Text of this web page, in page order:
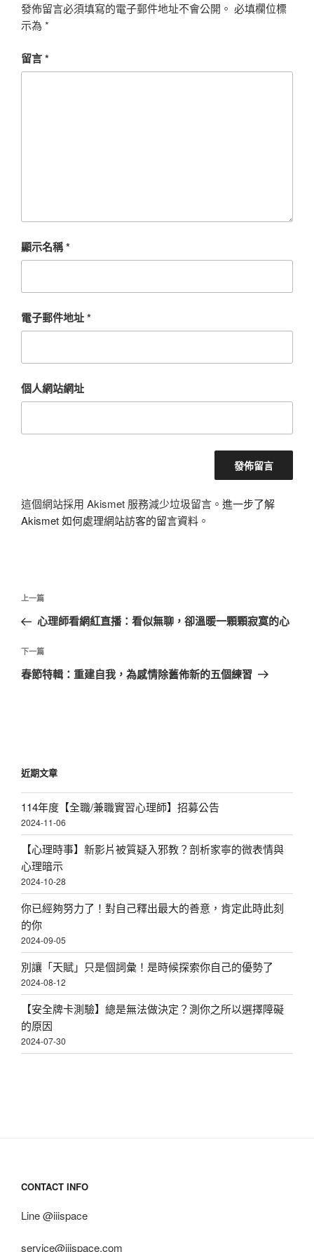
發佈留言必須填寫的電子郵件地址不會公開。 必填欄位標
示為 *
留言*
顯示名稱*
電子郵件地址*
個人網站網址
這個網站採用 Akismet 服務減少垃圾留言。 進一步了解
Akismet 如何處理網站訪客的留言資料 。
文
導
覽
上
一
文
章
上一篇
心理師看網紅直播：看似無聊，卻溫暖一顆顆寂寞的心
下
一
下一篇
春節特輯：重建自我，為感情除舊佈新的五個練習
近期文章
114年度【全職/兼職實習心理師】招募公告
2024-11-06
【心理時事】新影片被質疑入邪教？剖析家寧的微表情與
心理暗示
2024-10-28
你已經夠努力了！對自己釋出最大的善意，肯定此時此刻
的你
2024-09-05
別讓「天賦」只是個詞彙！是時候探索你自己的優勢了
2024-08-12
【安全牌卡測驗】總是無法做決定？測你之所以選擇障礙
的原因
2024-07-30
CONTACT INFO
Line @iiispace
service@iiispace.com